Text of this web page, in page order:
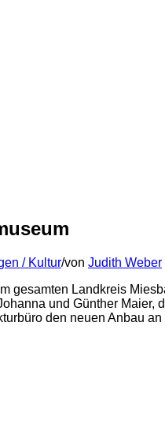
/ Kultur/von Judith Weber
Landkreis
und Günther
den neuen Anbau